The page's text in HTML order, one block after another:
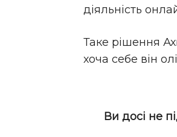
діяльність
Таке рішення
хоча себе він
Ви досі не